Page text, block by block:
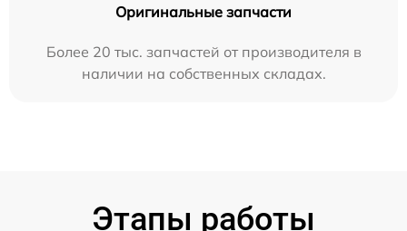
Оригинальные запчасти
Более 20 тыс. запчастей от производителя в
наличии на собственных складах.
Этапы работы